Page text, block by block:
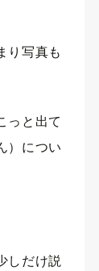
り写真も
っと出て
）につい
しだけ説